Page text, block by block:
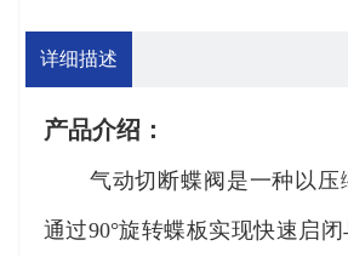
详细描述
产品介绍：
气动切断蝶阀是一种以压
通过90°旋转蝶板实现快速启